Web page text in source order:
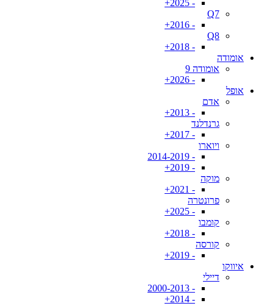
- 2025+
Q7
- 2016+
Q8
- 2018+
אומודה
אומודה 9
- 2026+
אופל
אדם
- 2013+
גרנדלנד
- 2017+
ויוארו
- 2014-2019
- 2019+
מוקה
- 2021+
פרונטרה
- 2025+
קומבו
- 2018+
קורסה
- 2019+
איווקו
דיילי
- 2000-2013
- 2014+